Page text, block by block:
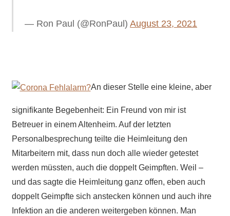
— Ron Paul (@RonPaul) August 23, 2021
An dieser Stelle eine kleine, aber
signifikante Begebenheit: Ein Freund von mir ist
Betreuer in einem Altenheim. Auf der letzten
Personalbesprechung teilte die Heimleitung den
Mitarbeitern mit, dass nun doch alle wieder getestet
werden müssten, auch die doppelt Geimpften. Weil –
und das sagte die Heimleitung ganz offen, eben auch
doppelt Geimpfte sich anstecken können und auch ihre
Infektion an die anderen weitergeben können. Man